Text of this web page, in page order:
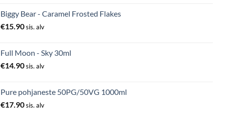
Biggy Bear - Caramel Frosted Flakes
€15.90sis. alv
Full Moon - Sky 30ml
€14.90sis. alv
Pure pohjaneste 50PG/50VG 1000ml
€17.90sis. alv